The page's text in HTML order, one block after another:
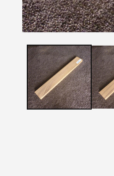
ー
ダ
メ
デ
ィ
ア